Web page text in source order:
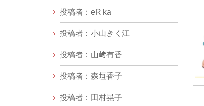
投稿者：eRika
投稿者：小山きく江
投稿者：山﨑有香
投稿者：森垣香子
投稿者：田村晃子